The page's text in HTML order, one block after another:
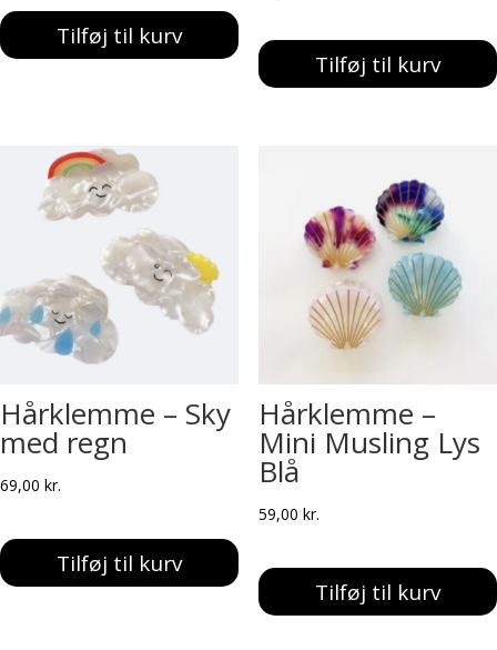
Tilføj til kurv
Tilføj til kurv
Hårklemme – Sky
med regn
69,00 kr.
Tilføj til kurv
Hårklemme –
Mini Musling Lys
Blå
59,00 kr.
Tilføj til kurv